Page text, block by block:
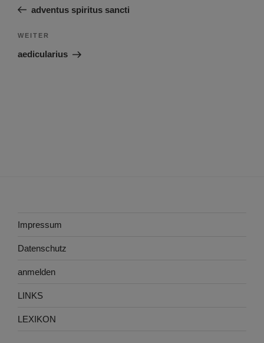
Beitragadventus spiritus sancti
Nächster
Beitrag
WEITER
aedicularius
Impressum
Datenschutz
anmelden
LINKS
LEXIKON